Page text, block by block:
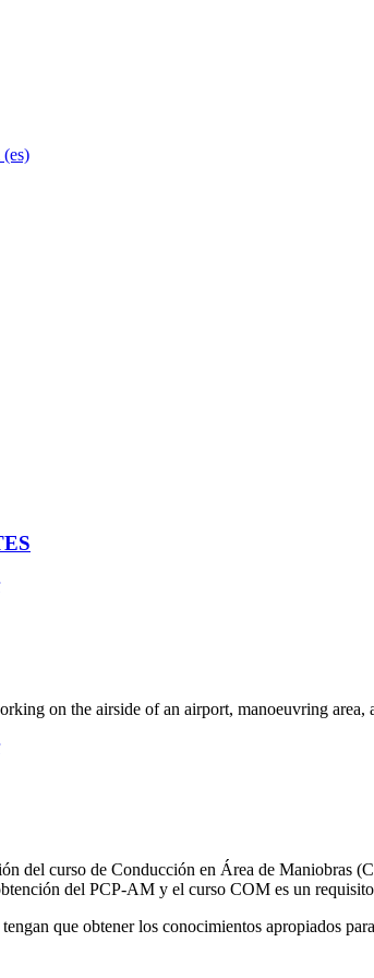
on the airside of an airport, manoeuvring area,
del curso de Conducción en Área de Maniobras
del PCP-AM y el curso COM es un
que obtener los conocimientos apropiados